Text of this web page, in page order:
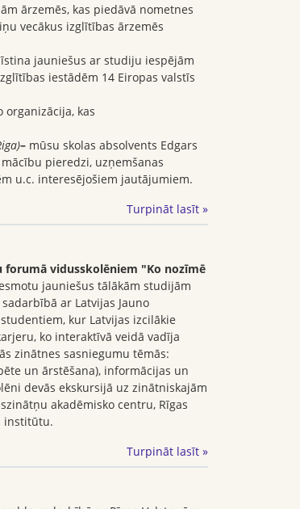
ārzemēs, kas piedāvā nometnes
vecākus izglītības ārzemēs
jauniešus ar studiju iespējām
iestādēm 14 Eiropas valstīs
kas
– mūsu skolas absolvents Edgars
pieredzi, uzņemšanas
u.c. interesējošiem jautājumiem.
Turpināt lasīt »
forumā vidusskolēniem "Ko nozīmē
jauniešus tālākām studijām
ar Latvijas Jauno
kur Latvijas izcilākie
ko interaktīvā veidā vadīja
zinātnes sasniegumu tēmās:
un ārstēšana), informācijas un
devās ekskursijā uz zinātniskajām
akadēmisko centru, Rīgas
institūtu.
Turpināt lasīt »